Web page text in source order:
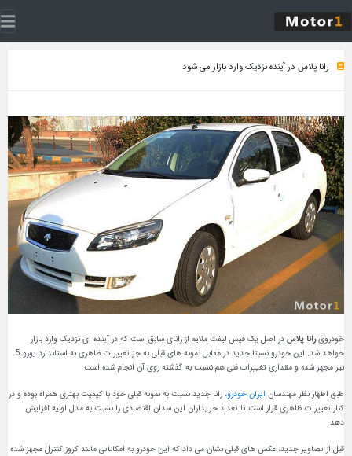
بازار می شود
ملایم از رانای سابق است که در آینده ای نزدیک وارد بازار
خواهد شد. این خودرو نسبتا جدید در مقابل نمونه های قبلی به جز تغییرات ظاهری به استاندارد یورو 5
فنی هم نسبت به گذشته روی آن انجام شده است.
، رانا جدید نسبت به نمونه قبلی خود با کیفیت بهتری همراه بوده و در
خریداران این سدان اقتصادی را نسبت به مدل اولیه افزایش
نشان می داد که این خودرو به امکاناتی مانند کروز کنترل مجهز شده